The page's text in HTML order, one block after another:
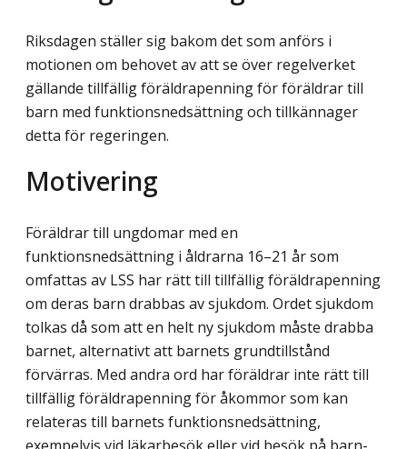
Riksdagen ställer sig bakom det som anförs i
motionen om behovet av att se över regelverket
gällande tillfällig föräldrapenning för föräldrar till
barn med funktionsnedsättning och tillkännager
detta för regeringen.
Motivering
Föräldrar till ungdomar med en
funktionsnedsättning i åldrarna 16–21 år som
omfattas av LSS har rätt till tillfällig föräldrapenning
om deras barn drabbas av sjukdom. Ordet sjukdom
tolkas då som att en helt ny sjukdom måste drabba
barnet, alternativt att barnets grundtillstånd
förvärras. Med andra ord har föräldrar inte rätt till
tillfällig föräldrapenning för åkommor som kan
relateras till barnets funktionsnedsättning,